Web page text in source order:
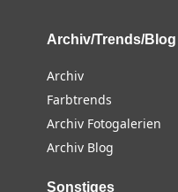
Archiv/Trends/Blog
Archiv
Farbtrends
Archiv Fotogalerien
Archiv Blog
Sonstiges